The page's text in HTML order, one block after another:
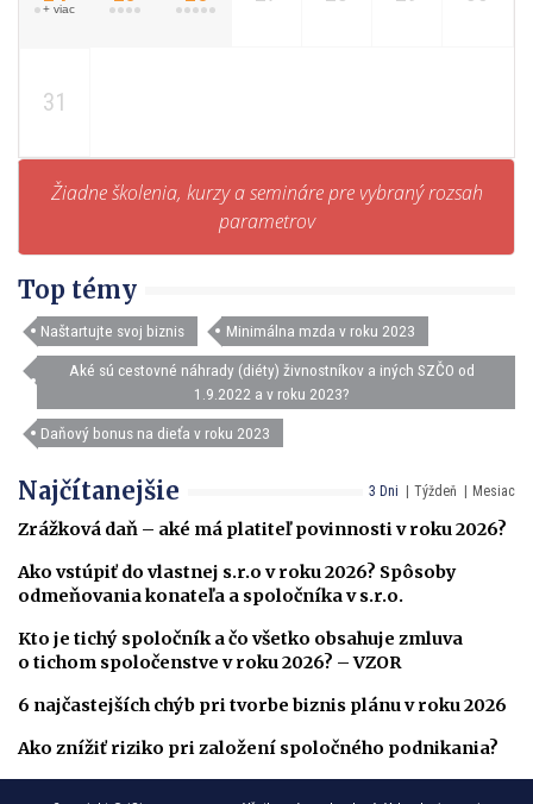
+ viac
31
Žiadne školenia, kurzy a semináre pre vybraný rozsah
parametrov
Top témy
Naštartujte svoj biznis Minimálna mzda v roku 2023
Aké sú cestovné náhrady (diéty) živnostníkov a iných SZČO od
1.9.2022 a v roku 2023?
Daňový bonus na dieťa v roku 2023
3 Dni Týždeň Mesiac
Najčítanejšie
Zrážková daň – aké má platiteľ povinnosti v roku 2026?
Ako vstúpiť do vlastnej s.r.o v roku 2026? Spôsoby
odmeňovania konateľa a spoločníka v s.r.o.
Kto je tichý spoločník a čo všetko obsahuje zmluva
o tichom spoločenstve v roku 2026? – VZOR
6 najčastejších chýb pri tvorbe biznis plánu v roku 2026
Ako znížiť riziko pri založení spoločného podnikania?